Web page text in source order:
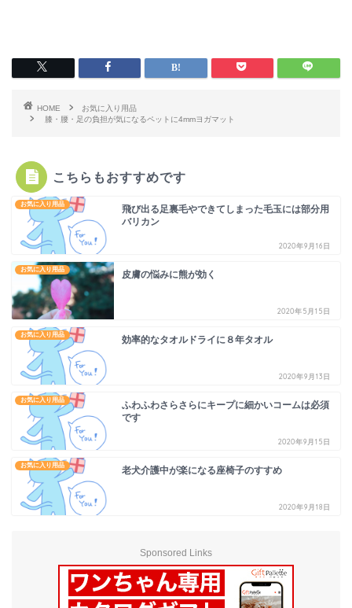
HOME
お気に入り用品
膝・腰・足の負担が気になるペットに4mmヨガマット
こちらもおすすめです
お気に入り用品
飛び出る足裏毛やできてしまった毛玉には部分用
バリカン
2020年9月16日
お気に入り用品 皮膚の悩みに熊が効く
2020年5月15日
お気に入り用品 効率的なタオルドライに８年タオル
2020年9月13日
お気に入り用品
ふわふわさらさらにキープに細かいコームは必須
です
2020年9月15日
お気に入り用品 老犬介護中が楽になる座椅子のすすめ
2020年9月18日
Sponsored Links